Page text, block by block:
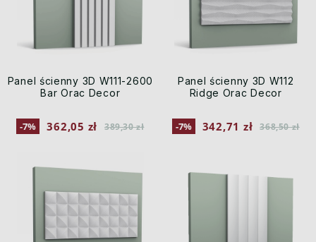
Panel ścienny 3D W111-2600
Bar Orac Decor
-7% 362,05 zł 389,30 zł
Panel ścienny 3D W112
Ridge Orac Decor
-7% 342,71 zł 368,50 zł